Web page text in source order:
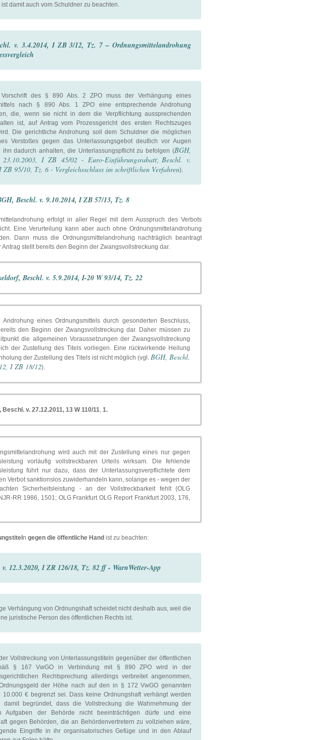
ist damit auch vom Schuldner zu beachten.
v. 3.4.2014, I ZB 3/12, Tz. 7 – Ordnungsmittelandrohung
des § 890 Abs. 2 ZPO muss der Verhängung eines
nach § 890 Abs. 1 ZPO eine entsprechende Androhung
die, wenn sie nicht in dem die Verpflichtung aussprechenden
ist, auf Antrag vom Prozessgericht des ersten Rechtszuges
Die gerichtliche Androhung soll dem Schuldner die möglichen
Verstoßes gegen das Unterlassungsgebot deutlich vor Augen
ihn dadurch anhalten, die Unterlassungspflicht zu befolgen (BGH,
23.10.2003, I ZB 45/02 - Euro-Einführungsrabatt; Beschl. v.
95/10, Tz. 6 - Vergleichsschluss im schriftlichen Verfahren).
Beschl. v. 9.10.2014, I ZB 57/13, Tz. 8
erfolgt in aller Regel mit dem Ausspruch des Verbots
Eine Verurteilung kann aber auch ohne Ordnungsmittelandrohung
Dann muss die Ordnungsmittelandrohung nachträglich beantragt
Antrag stellt bereits den Beginn der Zwangsvollstreckung dar.
Beschl. v. 5.9.2014, I-20 W 93/14, Tz. 22
Androhung eines Ordnungsmittels durch gesonderten Beschluss,
den Beginn der Zwangsvollstreckung dar. Daher müssen zu
die allgemeinen Voraussetzungen der Zwangsvollstreckung
der Zustellung des Titels vorliegen. Eine rückwirkende Heilung
der Zustellung des Titels ist nicht möglich (vgl. BGH, Beschl.
I ZB 18/12).
Beschl. v. 27.12.2011, 13 W 110/11, 1.
wird auch mit der Zustellung eines nur gegen
vorläufig vollstreckbaren Urteils wirksam. Die fehlende
führt nur dazu, dass der Unterlassungsverpflichtete dem
Verbot sanktionslos zuwiderhandeln kann, solange es - wegen der
Sicherheitsleistung - an der Vollstreckbarkeit fehlt (OLG
RR 1986, 1501; OLG Frankfurt OLG Report Frankfurt 2003, 176,
n gegen die öffentliche Hand ist zu beachten:
12.3.2020, I ZR 126/18, Tz. 82 ff - WarnWetter-App
Verhängung von Ordnungshaft scheidet nicht deshalb aus, weil die
juristische Person des öffentlichen Rechts ist.
Vollstreckung von Unterlassungstiteln gegenüber der öffentlichen
§ 167 VwGO in Verbindung mit § 890 ZPO wird in der
Rechtsprechung allerdings verbreitet angenommen,
der Höhe nach auf den in § 172 VwGO genannten
10.000 € begrenzt sei. Dass keine Ordnungshaft verhängt werden
damit begründet, dass die Vollstreckung die Wahrnehmung der
Aufgaben der Behörde nicht beeinträchtigen dürfe und eine
gegen Behörden, die an Behördenvertretern zu vollziehen wäre,
Eingriffe in ihr organisatorisches Gefüge und in den Ablauf